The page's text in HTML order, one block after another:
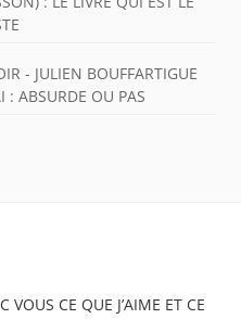
- JULIEN BOUFFARTIGUE
: ABSURDE OU PAS
VOUS CE QUE J’AIME ET CE